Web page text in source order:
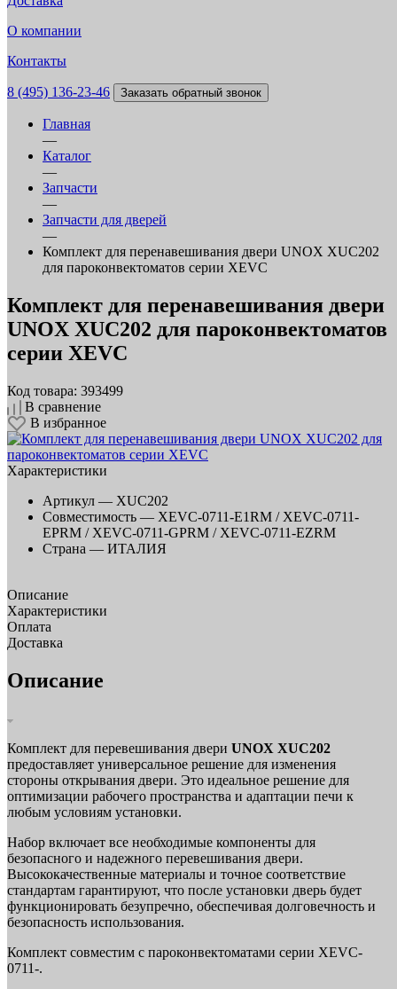
О компании
Контакты
8 (495) 136-23-46 Заказать обратный звонок
Главная
—
Каталог
—
Запчасти
—
Запчасти для дверей
—
Комплект для перенавешивания двери UNOX XUC202
для пароконвектоматов серии XEVC
Комплект для перенавешивания двери
UNOX XUC202 для пароконвектоматов
серии XEVC
Код товара: 393499
В сравнение
В избранное
Характеристики
Артикул — XUC202
Совместимость — XEVC-0711-E1RM / XEVC-0711-
EPRM / XEVC-0711-GPRM / XEVC-0711-EZRM
Страна — ИТАЛИЯ
Описание
Характеристики
Оплата
Доставка
Описание
Комплект для перевешивания двери UNOX XUC202
предоставляет универсальное решение для изменения
стороны открывания двери. Это идеальное решение для
оптимизации рабочего пространства и адаптации печи к
любым условиям установки.
Набор включает все необходимые компоненты для
безопасного и надежного перевешивания двери.
Высококачественные материалы и точное соответствие
стандартам гарантируют, что после установки дверь будет
функционировать безупречно, обеспечивая долговечность и
безопасность использования.
Комплект совместим с пароконвектоматами серии XEVC-
0711-.